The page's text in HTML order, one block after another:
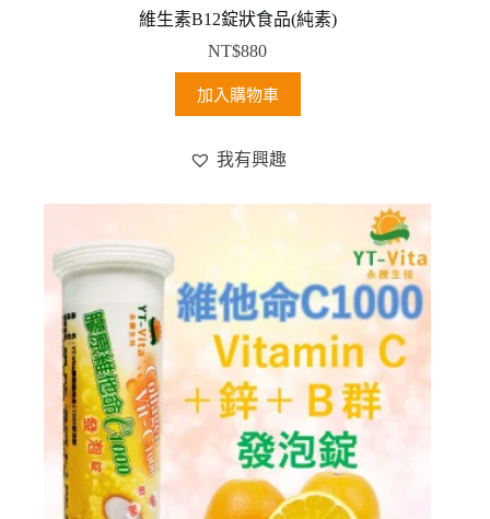
維生素B12錠狀食品(純素)
NT$880
加入購物車
我有興趣